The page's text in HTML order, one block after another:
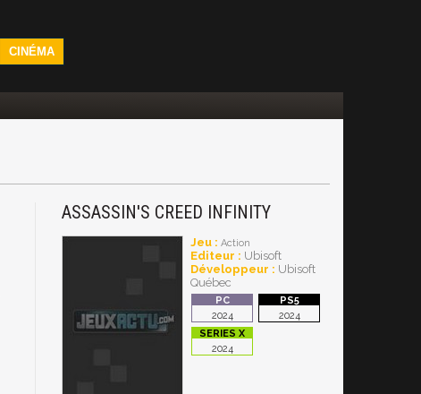
CINÉMA
ASSASSIN'S CREED INFINITY
Jeu : Action
Editeur : Ubisoft
Développeur : Ubisoft
Québec
2024 2024
2024